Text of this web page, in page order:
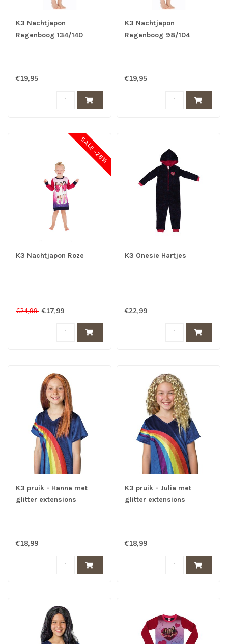
K3 Nachtjapon
Regenboog 134/140
€19,95
K3 Nachtjapon
Regenboog 98/104
€19,95
SALE -28%
K3 Nachtjapon Roze
€24,99 €17,99
K3 Onesie Hartjes
€22,99
K3 pruik - Hanne met
glitter extensions
€18,99
K3 pruik - Julia met
glitter extensions
€18,99